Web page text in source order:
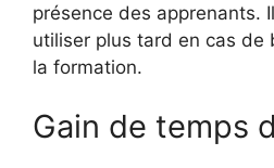
présence des apprenants.
utiliser plus tard en cas de
la formation.
Gain de temps